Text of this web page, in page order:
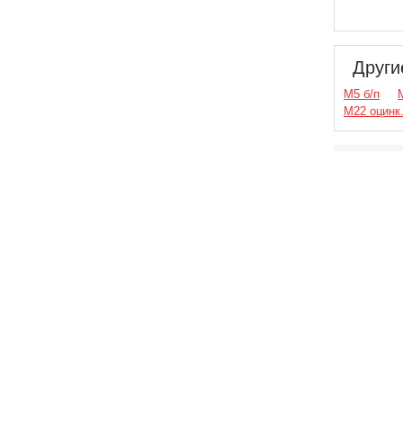
М5 б/п
М22 оцинк.